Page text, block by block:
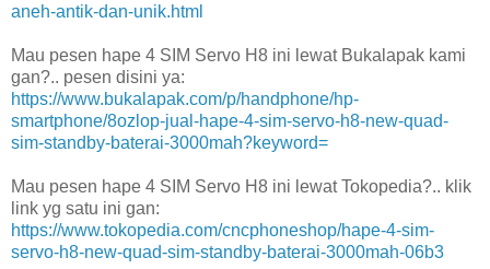
aneh-antik-dan-unik.html
Mau pesen hape 4 SIM Servo H8 ini lewat Bukalapak kami
gan?.. pesen disini ya:
https://www.bukalapak.com/p/handphone/hp-
smartphone/8ozlop-jual-hape-4-sim-servo-h8-new-quad-
sim-standby-baterai-3000mah?keyword=
Mau pesen hape 4 SIM Servo H8 ini lewat Tokopedia?.. klik
link yg satu ini gan:
https://www.tokopedia.com/cncphoneshop/hape-4-sim-
servo-h8-new-quad-sim-standby-baterai-3000mah-06b3